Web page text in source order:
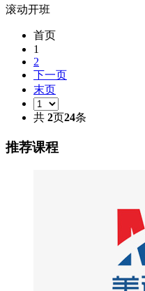
滚动开班
首页
1
2
下一页
末页
共 2页24条
推荐课程